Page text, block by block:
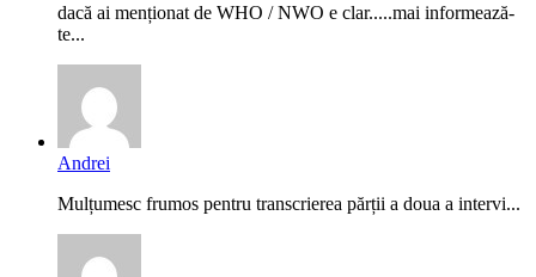
dacă ai menționat de WHO / NWO e clar.....mai informează-
te...
Andrei
Mulțumesc frumos pentru transcrierea părții a doua a intervi...